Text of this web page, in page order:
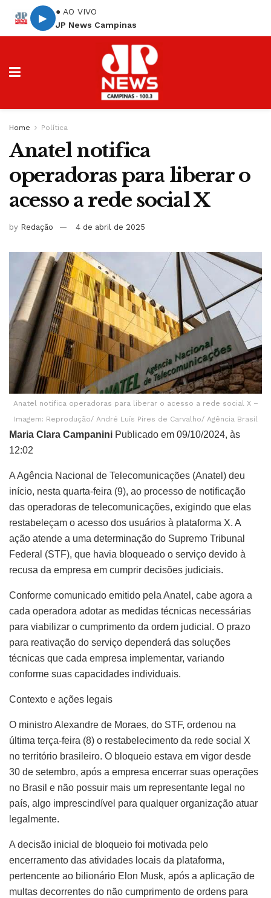
▶
● AO VIVO
JP News Campinas
Home Política
Anatel notifica
operadoras para liberar o
acesso a rede social X
by Redação 4 de abril de 2025
Anatel notifica operadoras para liberar o acesso a rede social X –
Imagem: Reprodução/ André Luís Pires de Carvalho/ Agência Brasil
Maria Clara Campanini Publicado em 09/10/2024, às
12:02
A Agência Nacional de Telecomunicações (Anatel) deu
início, nesta quarta-feira (9), ao processo de notificação
das operadoras de telecomunicações, exigindo que elas
restabeleçam o acesso dos usuários à plataforma X. A
ação atende a uma determinação do Supremo Tribunal
Federal (STF), que havia bloqueado o serviço devido à
recusa da empresa em cumprir decisões judiciais.
Conforme comunicado emitido pela Anatel, cabe agora a
cada operadora adotar as medidas técnicas necessárias
para viabilizar o cumprimento da ordem judicial. O prazo
para reativação do serviço dependerá das soluções
técnicas que cada empresa implementar, variando
conforme suas capacidades individuais.
Contexto e ações legais
O ministro Alexandre de Moraes, do STF, ordenou na
última terça-feira (8) o restabelecimento da rede social X
no território brasileiro. O bloqueio estava em vigor desde
30 de setembro, após a empresa encerrar suas operações
no Brasil e não possuir mais um representante legal no
país, algo imprescindível para qualquer organização atuar
legalmente.
A decisão inicial de bloqueio foi motivada pelo
encerramento das atividades locais da plataforma,
pertencente ao bilionário Elon Musk, após a aplicação de
multas decorrentes do não cumprimento de ordens para